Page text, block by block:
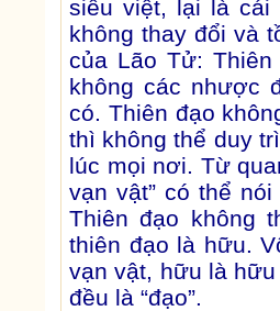
siêu việt, lại là cái
không thay đổi và
của Lão Tử:
không các nhược
có. Thiên đạo
thì không thể duy
lúc mọi nơi. Từ
vạn vật” có thể
Thiên đạo không
thiên đạo là hữu.
vạn vật, hữu là
đều là “đạo”.